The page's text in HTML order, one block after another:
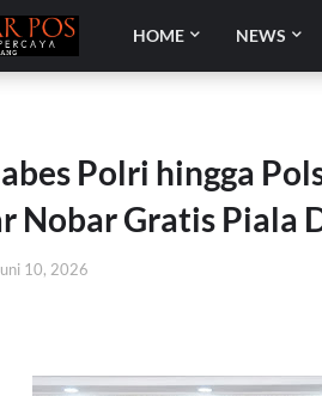
HOME NEWS
Polri hingga
Nobar Gratis Piala
10, 2026